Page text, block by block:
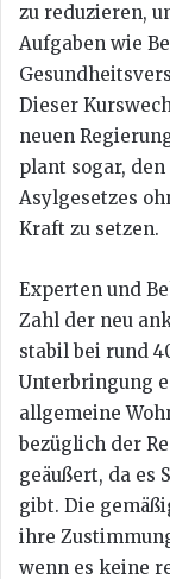
zu reduzieren,
Aufgaben wie
Dieser
neuen
plant sogar,
Asylgesetzes
Kraft zu setzen.
Experten und
Zahl der neu
stabil bei rund
Unterbringung
allgemeine
bezüglich der
geäußert, da es
gibt. Die
ihre
wenn es keine